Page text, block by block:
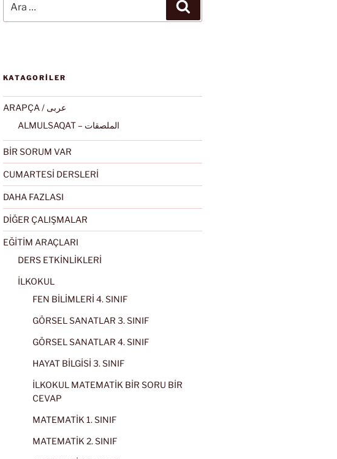
KATAGORİLER
ARAPÇA / عربى
ALMULSAQAT – الملصقات
BİR SORUM VAR
CUMARTESİ DERSLERİ
DAHA FAZLASI
DİĞER ÇALIŞMALAR
EĞİTİM ARAÇLARI
DERS ETKİNLİKLERİ
İLKOKUL
FEN BİLİMLERİ 4. SINIF
GÖRSEL SANATLAR 3. SINIF
GÖRSEL SANATLAR 4. SINIF
HAYAT BİLGİSİ 3. SINIF
İLKOKUL MATEMATİK BİR SORU BİR
CEVAP
MATEMATİK 1. SINIF
MATEMATİK 2. SINIF